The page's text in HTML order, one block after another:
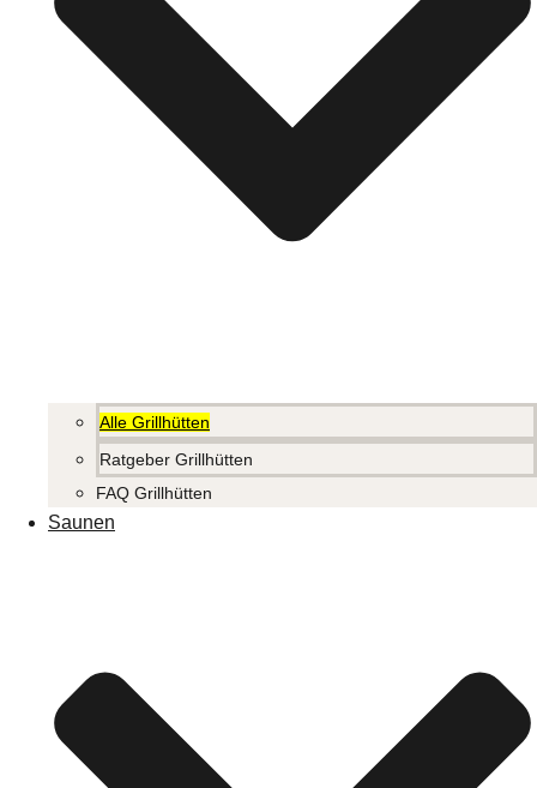
Alle Grillhütten
Ratgeber Grillhütten
FAQ Grillhütten
Saunen